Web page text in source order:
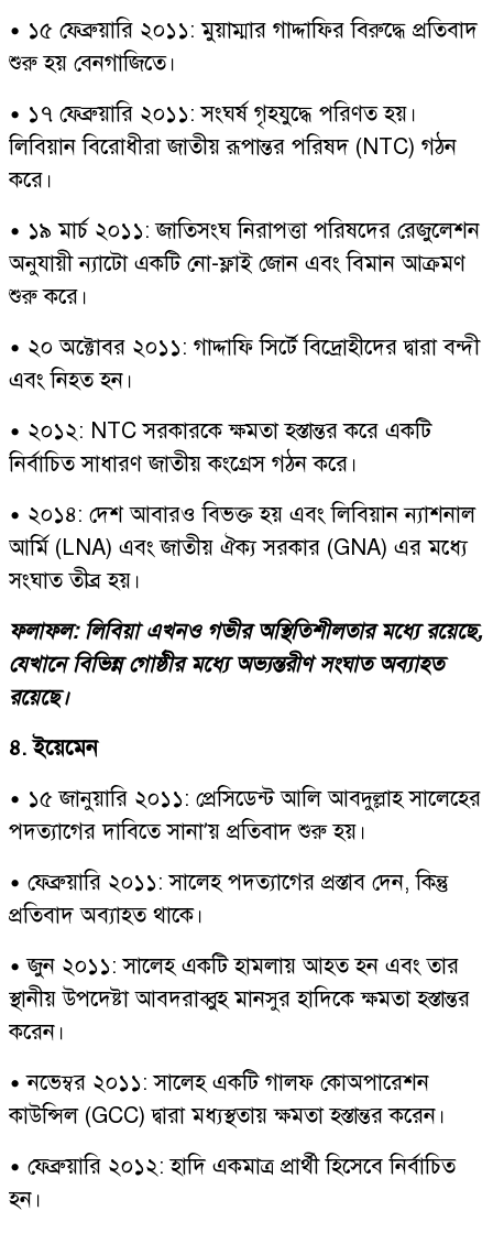
• ১৫ ফেব্রুয়ারি ২০১১: মুয়াম্মার গাদ্দাফির বিরুদ্ধে প্রতিবাদ
শুরু হয় বেনগাজিতে।
• ১৭ ফেব্রুয়ারি ২০১১: সংঘর্ষ গৃহযুদ্ধে পরিণত হয়।
লিবিয়ান বিরোধীরা জাতীয় রূপান্তর পরিষদ (NTC) গঠন
করে।
• ১৯ মার্চ ২০১১: জাতিসংঘ নিরাপত্তা পরিষদের রেজুলেশন
অনুযায়ী ন্যাটো একটি নো-ফ্লাই জোন এবং বিমান আক্রমণ
শুরু করে।
• ২০ অক্টোবর ২০১১: গাদ্দাফি সির্টে বিদ্রোহীদের দ্বারা বন্দী
এবং নিহত হন।
• ২০১২: NTC সরকারকে ক্ষমতা হস্তান্তর করে একটি
নির্বাচিত সাধারণ জাতীয় কংগ্রেস গঠন করে।
• ২০১৪: দেশ আবারও বিভক্ত হয় এবং লিবিয়ান ন্যাশনাল
আর্মি (LNA) এবং জাতীয় ঐক্য সরকার (GNA) এর মধ্যে
সংঘাত তীব্র হয়।
ফলাফল: লিবিয়া এখনও গভীর অস্থিতিশীলতার মধ্যে রয়েছে,
যেখানে বিভিন্ন গোষ্ঠীর মধ্যে অভ্যন্তরীণ সংঘাত অব্যাহত
রয়েছে।
৪. ইয়েমেন
• ১৫ জানুয়ারি ২০১১: প্রেসিডেন্ট আলি আবদুল্লাহ সালেহের
পদত্যাগের দাবিতে সানা’য় প্রতিবাদ শুরু হয়।
• ফেব্রুয়ারি ২০১১: সালেহ পদত্যাগের প্রস্তাব দেন, কিন্তু
প্রতিবাদ অব্যাহত থাকে।
• জুন ২০১১: সালেহ একটি হামলায় আহত হন এবং তার
স্থানীয় উপদেষ্টা আবদরাব্বুহ মানসুর হাদিকে ক্ষমতা হস্তান্তর
করেন।
• নভেম্বর ২০১১: সালেহ একটি গালফ কোঅপারেশন
কাউন্সিল (GCC) দ্বারা মধ্যস্থতায় ক্ষমতা হস্তান্তর করেন।
• ফেব্রুয়ারি ২০১২: হাদি একমাত্র প্রার্থী হিসেবে নির্বাচিত
হন।